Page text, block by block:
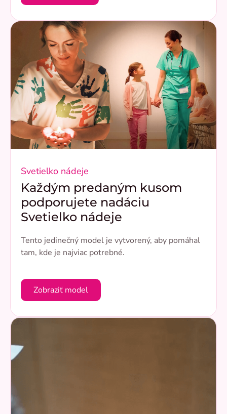
Svetielko nádeje
Každým predaným kusom
podporujete nadáciu
Svetielko nádeje
Tento jedinečný model je vytvorený, aby pomáhal
tam, kde je najviac potrebné.
Zobraziť model